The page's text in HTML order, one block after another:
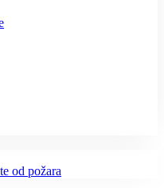
od požara